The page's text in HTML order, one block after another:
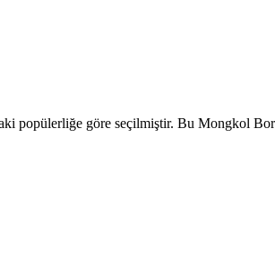
popülerliğe göre seçilmiştir. Bu Mongkol